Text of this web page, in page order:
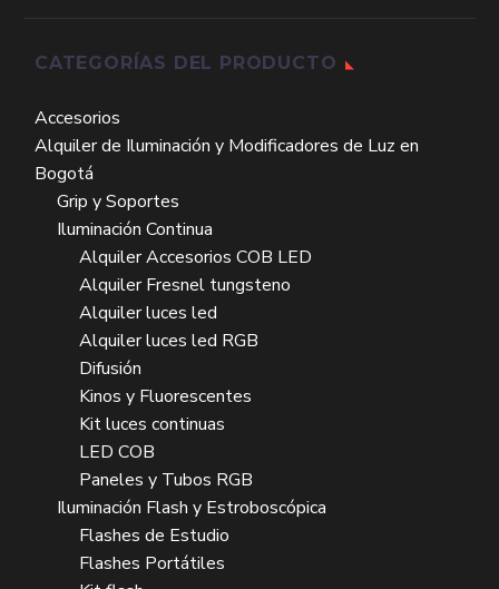
CATEGORÍAS DEL PRODUCTO
Accesorios
Alquiler de Iluminación y Modificadores de Luz en
Bogotá
Grip y Soportes
Iluminación Continua
Alquiler Accesorios COB LED
Alquiler Fresnel tungsteno
Alquiler luces led
Alquiler luces led RGB
Difusión
Kinos y Fluorescentes
Kit luces continuas
LED COB
Paneles y Tubos RGB
Iluminación Flash y Estroboscópica
Flashes de Estudio
Flashes Portátiles